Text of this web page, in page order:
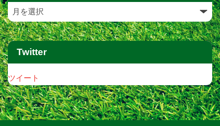
Twitter
ツイート